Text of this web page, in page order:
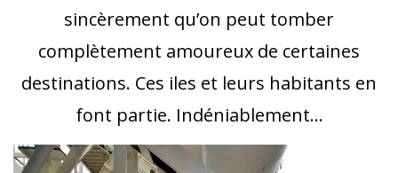
sincèrement qu’on peut tomber
complètement amoureux de certaines
destinations. Ces iles et leurs habitants en
font partie. Indéniablement…